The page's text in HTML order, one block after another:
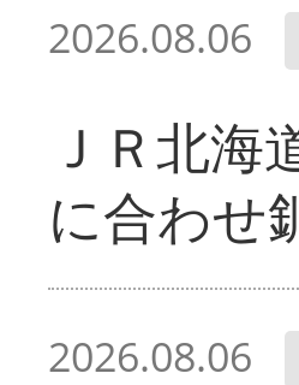
2026.08.06
ＪＲ北
に合わせ
2026.08.06